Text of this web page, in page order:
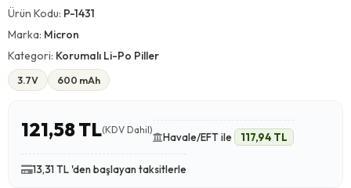
Ürün Kodu: P-1431
Marka: Micron
Kategori: Korumalı Li-Po Piller
3.7V 600 mAh
121,58 TL(KDV Dahil)
Havale/EFT ile 117,94 TL
13,31 TL 'den başlayan taksitlerle